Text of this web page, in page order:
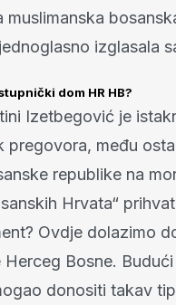
muslimanska
izglasala
dom HR HB?
Izetbegović je
pregovora, među
republike na
Hrvata“
Ovdje dolazimo
Bosne.
donositi takav